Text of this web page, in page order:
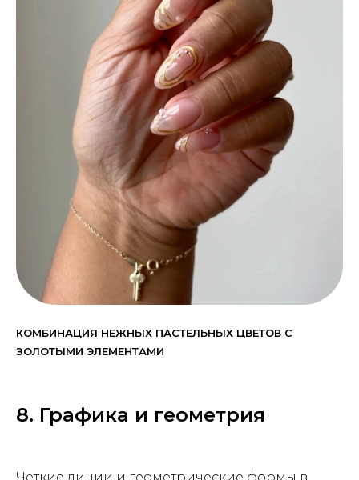
КОМБИНАЦИЯ НЕЖНЫХ ПАСТЕЛЬНЫХ ЦВЕТОВ С
ЗОЛОТЫМИ ЭЛЕМЕНТАМИ
8. Графика и геометрия